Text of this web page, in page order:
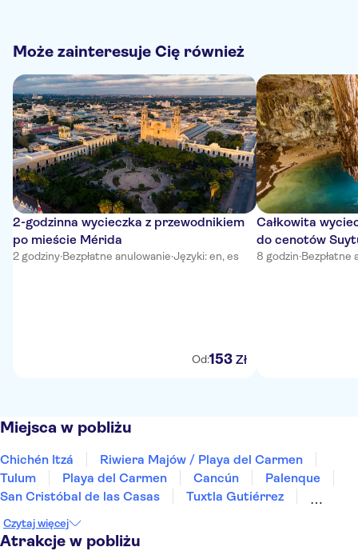
Może zainteresuje Cię również
2-godzinna wycieczka z przewodnikiem
po mieście Mérida
2 godziny·Bezpłatne anulowanie·Języki: en, es
Od:153 Zł
Całkowita
do cenotów
8 godzin·Bezpłatne
Miejsca w pobliżu
Chichén Itzá
Riwiera Majów / Playa del Carmen
Tulum
Playa del Carmen Cancún
Palenque
San Cristóbal de las Casas
Tuxtla Gutiérrez
Puerto Vallarta
Los Cabos
Czytaj więcej
Atrakcje w pobliżu